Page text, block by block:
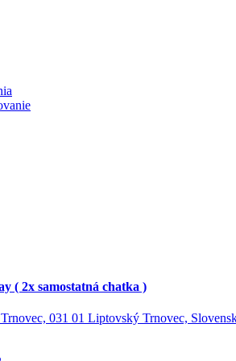
( 2x samostatná chatka )
031 01 Liptovský Trnovec,